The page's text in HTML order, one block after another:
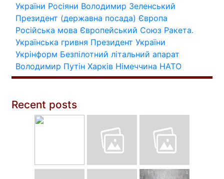
України Росіяни Володимир Зеленський
Президент (державна посада) Європа
Російська мова Європейський Союз Ракета.
Українська гривня Президент України
Укрінформ Безпілотний літальний апарат
Володимир Путін Харків Німеччина НАТО
Recent posts